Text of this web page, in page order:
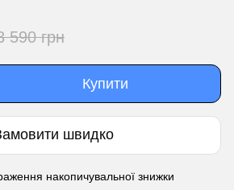
590 грн
Купити
швидко
накопичувальної знижки